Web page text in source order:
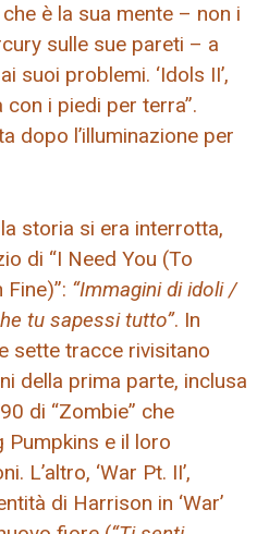
è la sua mente – non i
sulle sue pareti – a
suoi problemi. ‘Idols II’,
i piedi per terra”.
dopo l’illuminazione per
storia si era interrotta,
di “I Need You (To
“Immagini di idoli /
tu sapessi tutto”. In
sette tracce rivisitano
della prima parte, inclusa
di “Zombie” che
Pumpkins e il loro
L’altro, ‘War Pt. II’,
di Harrison in ‘War’